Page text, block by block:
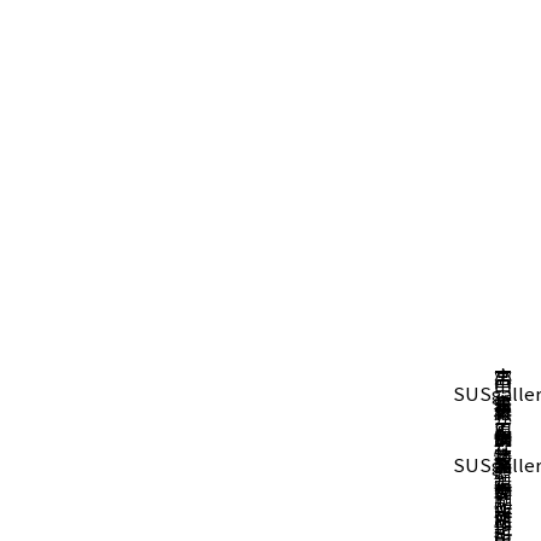
山
本
勝
之
助
商
小
笠
原
鋳
造
所
宮
島
工
芸
製
作
所
中
村
銅
器
製
作
タ
イ
タ
ネ
志
津
刃
物
製
作
所
大
矢
製
作
所
か
な
や
刷
子
藤
山
窯
粉